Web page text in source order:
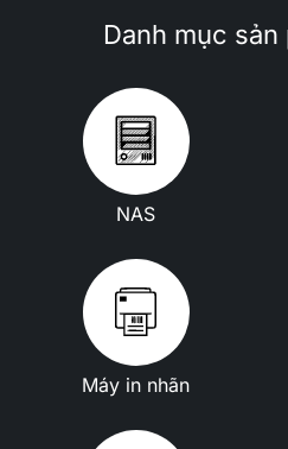
Danh mục
NAS
Máy in nhãn